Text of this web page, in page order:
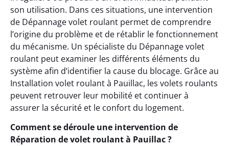
son utilisation. Dans ces situations, une intervention
de Dépannage volet roulant permet de comprendre
l’origine du problème et de rétablir le fonctionnement
du mécanisme. Un spécialiste du Dépannage volet
roulant peut examiner les différents éléments du
système afin d’identifier la cause du blocage. Grâce au
Installation volet roulant à Pauillac, les volets roulants
peuvent retrouver leur mobilité et continuer à
assurer la sécurité et le confort du logement.
Comment se déroule une intervention de
Réparation de volet roulant à Pauillac ?